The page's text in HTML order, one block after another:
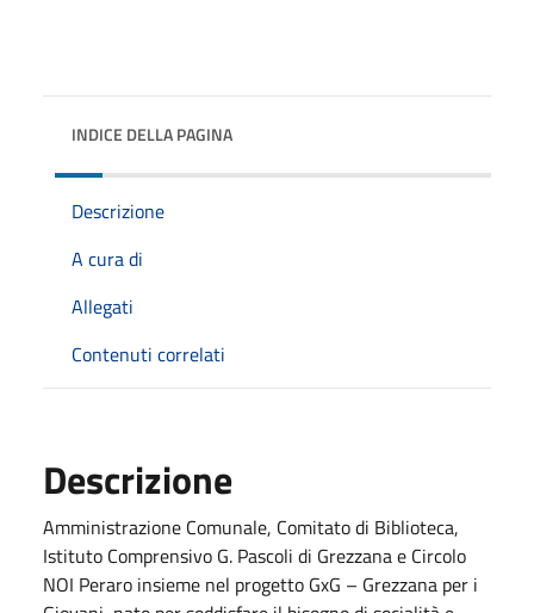
INDICE DELLA PAGINA
Descrizione
A cura di
Allegati
Contenuti correlati
Descrizione
Amministrazione Comunale, Comitato di Biblioteca,
Istituto Comprensivo G. Pascoli di Grezzana e Circolo
NOI Peraro insieme nel progetto GxG – Grezzana per i